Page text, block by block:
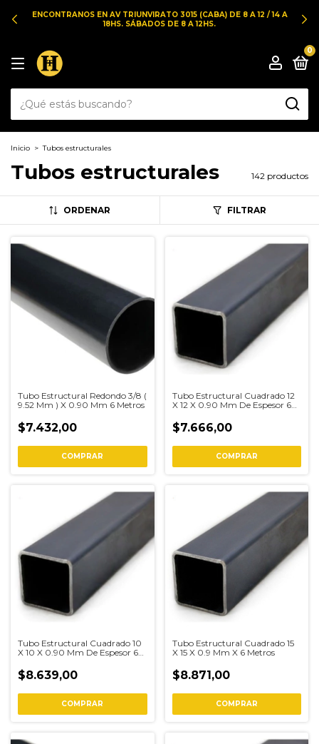
ENCONTRANOS EN AV TRIUNVIRATO 3015 (CABA) DE 8 A 12 / 14 A
18HS. SÁBADOS DE 8 A 12HS.
0
Inicio > Tubos estructurales
Tubos estructurales 142 productos
ORDENAR FILTRAR
Tubo Estructural Redondo 3/8 (
9.52 Mm ) X 0.90 Mm 6 Metros
$7.432,00
COMPRAR
Tubo Estructural Cuadrado 12
X 12 X 0.90 Mm De Espesor 6
$7.666,00
COMPRAR
Tubo Estructural Cuadrado 10
X 10 X 0.90 Mm De Espesor 6
$8.639,00
COMPRAR
Tubo Estructural Cuadrado 15
X 15 X 0.9 Mm X 6 Metros
$8.871,00
COMPRAR